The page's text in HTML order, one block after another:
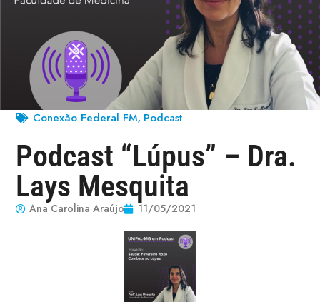
Conexão Federal FM, Podcast
Podcast “Lúpus” – Dra.
Lays Mesquita
Ana Carolina Araújo 11/05/2021